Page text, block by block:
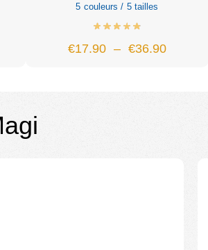
5 couleurs / 5 tailles
€17.90 – €36.90